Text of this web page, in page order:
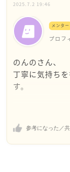
2025.7.2 19:46
メンター
プロフ
のんのさん、
丁寧に気持ち
す。
好きな人との
なかなか人に
でも、のんの
向けているこ
参考になった／共